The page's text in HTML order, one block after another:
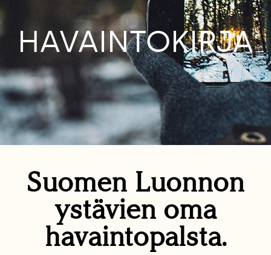
HAVAINTOKIRJA
Suomen Luonnon
ystävien oma
havaintopalsta.